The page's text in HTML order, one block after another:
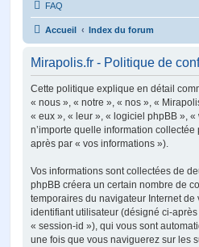
FAQ
Accueil Index du forum
Mirapolis.fr - Politique de
Cette politique explique en détail
« nous », « notre », « nos », «
« eux », « leur », « logiciel phpBB »,
n’importe quelle information
après par « vos informations »).
Vos informations sont collectées de
phpBB créera un certain nombre de
temporaires du navigateur Internet
identifiant utilisateur (désigné ci-
« session-id »), qui vous sont
une fois que vous naviguerez sur les